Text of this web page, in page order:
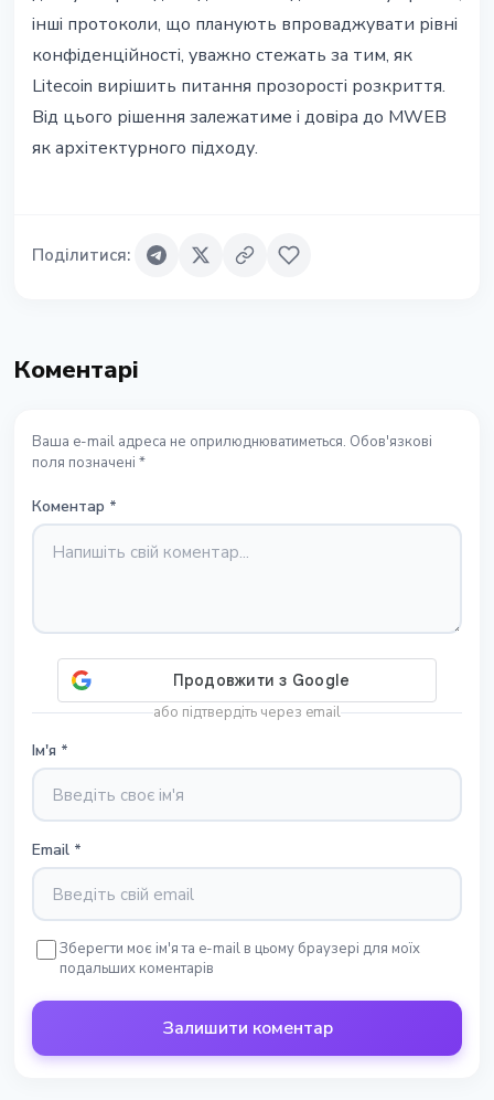
інші протоколи, що планують впроваджувати рівні
конфіденційності, уважно стежать за тим, як
Litecoin вирішить питання прозорості розкриття.
Від цього рішення залежатиме і довіра до MWEB
як архітектурного підходу.
Поділитися:
Коментарі
Ваша e-mail адреса не оприлюднюватиметься. Обов'язкові
поля позначені *
Коментар *
або підтвердіть через email
Ім'я *
Email *
Зберегти моє ім'я та e-mail в цьому браузері для моїх
подальших коментарів
Залишити коментар